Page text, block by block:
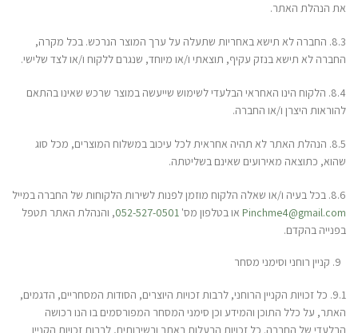
את הנהלת האתר.
8.3. החברה לא תישא באחריות שתעלה על ערך המוצר הנרכש. בכל מקרה,
החברה לא תישא בנזק עקיף, תוצאתי ו/או מיוחד, שנגרם ללקוח ו/או לצד שלישי.
8.4. הלקוח הינו האחראי הבלעדי לשימוש שייעשה במוצר שרכש שאינו בהתאם
להוראות היצרן ו/או החברה.
8.5. הנהלת האתר לא תהיה אחראית לכל עיכוב במשלוח המוצרים, מכל סוג
שהוא, כתוצאה מאירועים שאינם בשליטתה.
8.6. בכל בעיה ו/או שאלה הלקוח מוזמן לפנות לשירות הלקוחות של החברה במייל
Pinchme4@gmail.com או בטלפון מס' 052-527-0501, והנהלת האתר תטפל
בפנייה בהקדם.
קניין רוחני וסימני מסחר
9.1. כל זכויות הקניין הרוחני, לרבות זכויות היוצרים, הסודות המסחריים, הדגמים,
האתר, על כלל התוכן והמידע וכן סימני המסחר המפורסמים בו הנו רכושה
הבלעדי של החברה. כל זכויות הבעלות באתר ובשירותים, לרבות זכויות הקניין